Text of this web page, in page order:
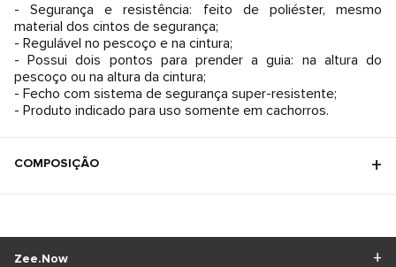
- Segurança e resistência: feito de poliéster, mesmo
material dos cintos de segurança;
- Regulável no pescoço e na cintura;
- Possui dois pontos para prender a guia: na altura do
pescoço ou na altura da cintura;
- Fecho com sistema de segurança super-resistente;
- Produto indicado para uso somente em cachorros.
COMPOSIÇÃO
Zee.Now